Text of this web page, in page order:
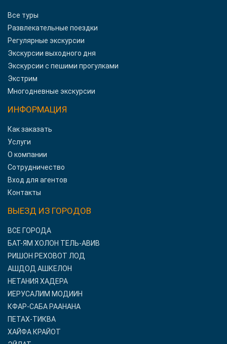
Все туры
Развлекательные поездки
Регулярные экскурсии
Экскурсии выходного дня
Экскурсии с пешими прогулками
Экстрим
Многодневные экскурсии
ИНФОРМАЦИЯ
Как заказать
Услуги
О компании
Сотрудничество
Вход для агентов
Контакты
ВЫЕЗД ИЗ ГОРОДОВ
ВСЕ ГОРОДА
БАТ-ЯМ ХОЛОН ТЕЛЬ-АВИВ
РИШОН РЕХОВОТ ЛОД
АШДОД АШКЕЛОН
НЕТАНИЯ ХАДЕРА
ИЕРУСАЛИМ МОДИИН
КФАР-САБА РААНАНА
ПЕТАХ-ТИКВА
ХАЙФА КРАЙОТ